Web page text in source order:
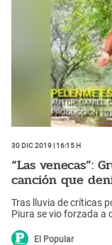
30 Dic 2019 | 16:15 h
“Las venecas”:
canción que
Tras lluvia de críticas
Piura se vio forzada a
El Popular